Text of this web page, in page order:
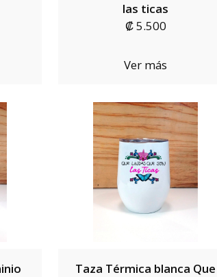
las ticas
₡ 5.500
Ver más
Taza Térmica blanca Que